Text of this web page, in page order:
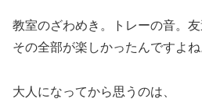
教室のざわめき。トレーの音。友
その全部が楽しかったんですよね
大人になってから思うのは、